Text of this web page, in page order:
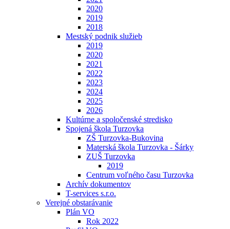
2020
2019
2018
Mestský podnik služieb
2019
2020
2021
2022
2023
2024
2025
2026
Kultúrne a spoločenské stredisko
Spojená škola Turzovka
ZŠ Turzovka-Bukovina
Materská škola Turzovka - Šárky
ZUŠ Turzovka
2019
Centrum voľného času Turzovka
Archív dokumentov
T-services s.r.o.
Verejné obstarávanie
Plán VO
Rok 2022